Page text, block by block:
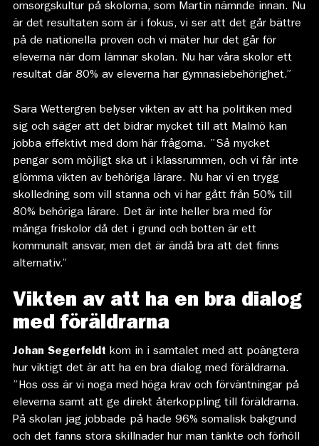
omsorgskultur på skolorna, som Martin nämnde innan. Nu
är det resultaten som är i fokus, vi ser att det går bättre
på de nationella proven och vi mäter hur det går för
eleverna när dom lämnar skolan. Nu har våra skolor ett
resultat där 80% av eleverna har gymnasiebehörighet.”
Sara Wettergren belyser vikten av att ha politiken med
sig och säger att det bidrar mycket till att Malmö kan
jobba effektivt med dom här frågorna. ”Så mycket
pengar som möjligt ska ut i klassrummen, och vi får inte
glömma vikten av behöriga lärare. Nu har vi en trygg
skolledning som vill stanna och vi har gått från 50% till
80% behöriga lärare. Det är inte heller bra med för
många friskolor då det i grund och botten är ett
kommunalt ansvar, men det är ändå bra att det finns
alternativ.”
Vikten av att ha en bra dialog
med föräldrarna
Johan Segerfeldt kom in i samtalet med att poängtera
hur viktigt det är att ha en bra dialog med föräldrarna.
”Hos oss är vi noga med höga krav och förväntningar på
eleverna samt att ge direkt återkoppling till föräldrarna.
På skolan jag jobbade på hade 96% somalisk bakgrund
och det fanns stora skillnader hur man tänkte och förhöll